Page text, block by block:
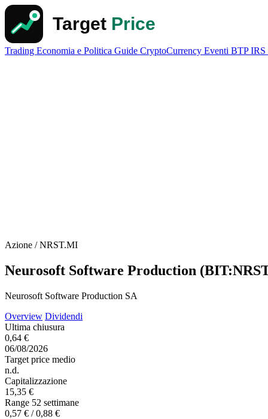
Trading Economia e Politica Guide CryptoCurrency Eventi BTPIRS
Azione / NRST.MI
Neurosoft Software Production
Neurosoft Software Production SA
Overview Dividendi
Ultima chiusura
0,64 €
06/08/2026
Target price medio
n.d.
Capitalizzazione
15,35 €
Range 52 settimane
0,57 € / 0,88 €